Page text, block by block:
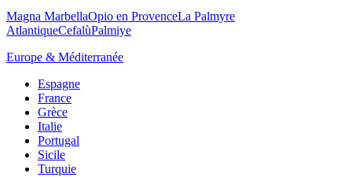
Magna MarbellaOpio en ProvenceLa Palmyre
AtlantiqueCefalùPalmiye
Europe & Méditerranée
Espagne
France
Grèce
Italie
Portugal
Sicile
Turquie